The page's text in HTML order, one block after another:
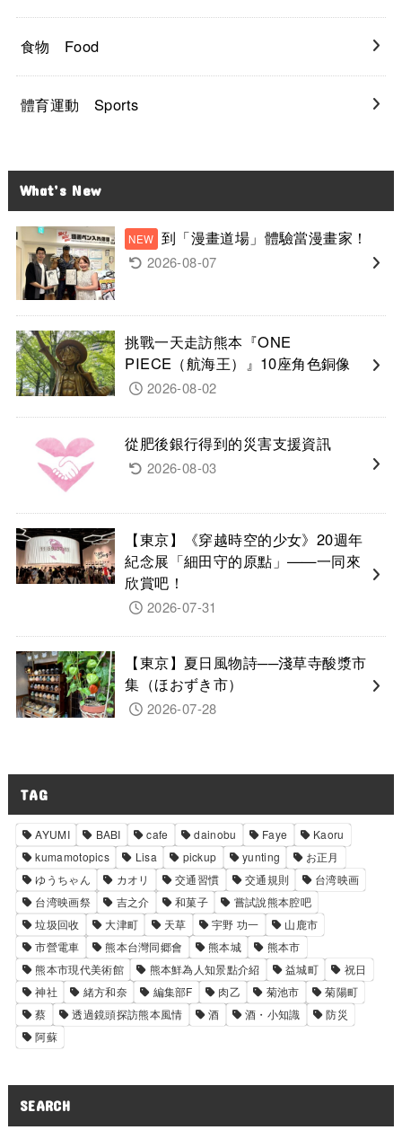
食物 Food
體育運動 Sports
What’s New
到「漫畫道場」體驗當漫畫家！
2026-08-07
挑戰一天走訪熊本『ONE
PIECE（航海王）』10座角色銅像
2026-08-02
從肥後銀行得到的災害支援資訊
2026-08-03
【東京】《穿越時空的少女》20週年
紀念展「細田守的原點」——一同來
欣賞吧！
2026-07-31
【東京】夏日風物詩──淺草寺酸漿市
集（ほおずき市）
2026-07-28
TAG
AYUMI BABI cafe dainobu Faye
Kaoru
kumamotopics
Lisa pickup yunting
お正月
ゆうちゃん
カオリ 交通習慣 交通規則
台湾映画
台湾映画祭
吉之介 和菓子
嘗試說熊本腔吧
垃圾回收
大津町 天草 宇野 功一
山鹿市
市營電車
熊本台灣同郷會 熊本城
熊本市
熊本市現代美術館
熊本鮮為人知景點介紹 益城町
祝日
神社
緒方和奈 編集部F 肉乙 菊池市
菊陽町
蔡
透過鏡頭探訪熊本風情 酒 酒・小知識
防災
阿蘇
SEARCH